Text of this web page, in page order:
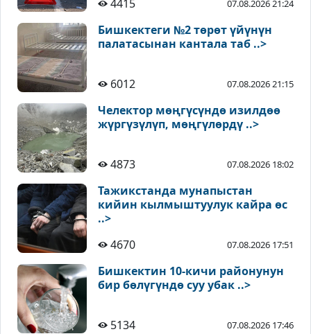
4415 07.08.2026 21:24
Бишкектеги №2 төрөт үйүнүн
палатасынан кантала таб ..>
6012 07.08.2026 21:15
Челектор мөңгүсүндө изилдөө
жүргүзүлүп, мөңгүлөрдү ..>
4873 07.08.2026 18:02
Тажикстанда мунапыстан
кийин кылмыштуулук кайра өс
..>
4670
07.08.2026 17:51
Бишкектин 10-кичи районунун
бир бөлүгүндө суу убак ..>
5134 07.08.2026 17:46